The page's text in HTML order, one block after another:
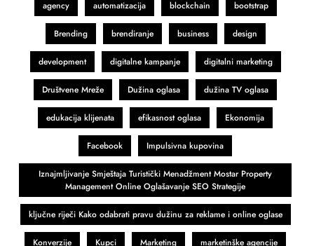
agency automatizacija blockchain bootstrap
Brending brendiranje business design
development digitalne kampanje digitalni marketing
Društvene Mreže Dužina oglasa dužina TV oglasa
edukacija klijenata efikasnost oglasa Ekonomija
Facebook Impulsivna kupovina
Iznajmljivanje Smještaja Turistički Menadžment Mostar Property
Management Online Oglašavanje SEO Strategije
ključne riječi Kako odabrati pravu dužinu za reklame i online oglase
Konverzije Kupci Marketing marketinške agencije